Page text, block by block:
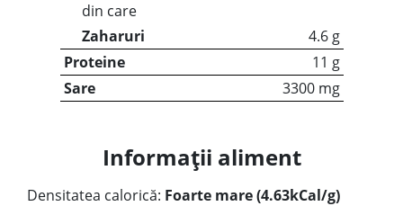
din care
Zaharuri
4.6 g
Proteine
11 g
Sare
3300 mg
Informații aliment
Densitatea calorică: Foarte mare (4.63kCal/g)